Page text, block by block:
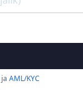
ja AML/KYC